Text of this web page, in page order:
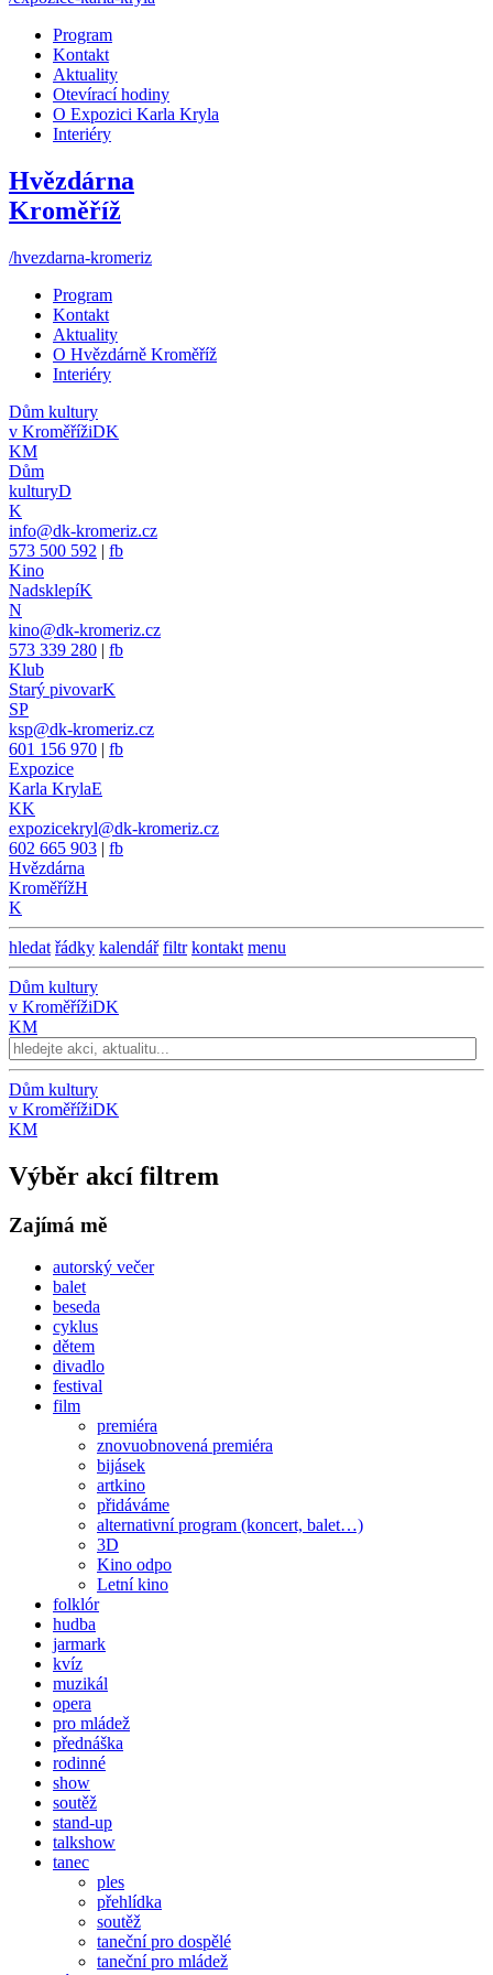
Program
Kontakt
Aktuality
Otevírací hodiny
O Expozici Karla Kryla
Interiéry
Hvězdárna
Kroměříž
/hvezdarna-kromeriz
Program
Kontakt
Aktuality
O Hvězdárně Kroměříž
Interiéry
Dům kultury
v KroměřížiDK
KM
Dům
kulturyD
K
info@dk-kromeriz.cz
573 500 592 | fb
Kino
NadsklepíK
N
kino@dk-kromeriz.cz
573 339 280 | fb
Klub
Starý pivovarK
SP
ksp@dk-kromeriz.cz
601 156 970 | fb
Expozice
Karla KrylaE
KK
expozicekryl@dk-kromeriz.cz
602 665 903 | fb
Hvězdárna
KroměřížH
K
hledat řádky kalendář filtr kontakt menu
Dům kultury
v KroměřížiDK
KM
Dům kultury
v KroměřížiDK
KM
Výběr akcí filtrem
Zajímá mě
autorský večer
balet
beseda
cyklus
dětem
divadlo
festival
film
premiéra
znovuobnovená premiéra
bijásek
artkino
přidáváme
alternativní program (koncert, balet…)
3D
Kino odpo
Letní kino
folklór
hudba
jarmark
kvíz
muzikál
opera
pro mládež
přednáška
rodinné
show
soutěž
stand-up
talkshow
tanec
ples
přehlídka
soutěž
taneční pro dospělé
taneční pro mládež